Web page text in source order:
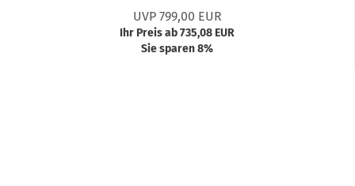
UVP 799,00 EUR
Ihr Preis ab 735,08 EUR
Sie sparen 8%